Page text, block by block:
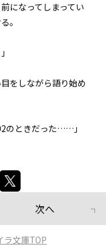
物たち）』＜２
物たち）』＜３
物たち）』＜６
になってしまってい
。
をしながら語り始め
のときだった……」
次へ
ラ文庫TOP